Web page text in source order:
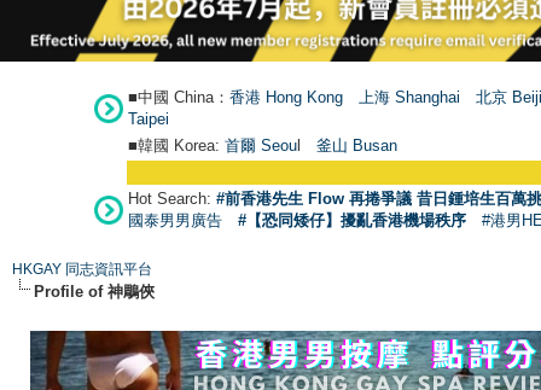
■中國 China： 香港 Hong Kong 上海 Shanghai
北京
Taipei
■韓國 Korea: 首爾 Seoul 釜山 Busan
Hot Search: #前香港先生 Flow 再捲爭議 昔日鍾培生百萬
國泰男男廣告
#【恐同矮仔】擾亂香港機場秩序 #港男
HKGAY 同志資訊平台
Profile of 神鵰俠